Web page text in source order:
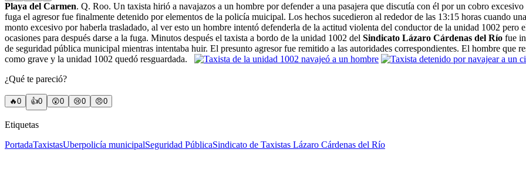
Playa del Carmen. Q. Roo. Un taxista hirió a navajazos a un hombre por defender a una pasajera que discutía con él por un cobro
fuga el agresor fue finalmente detenido por elementos de la policía muicipal. Los hechos sucedieron al rededor de las 13:15 horas cuando
monto excesivo por haberla trasladado, al ver esto un hombre intentó defenderla de la actitud violenta del conductor de la unidad 1002 pero
ocasiones para después darse a la fuga. Minutos después el taxista a bordo de la unidad 1002 del Sindicato Lázaro Cárdenas del Río fue
de seguridad pública municipal mientras intentaba huir. El presunto agresor fue remitido a las autoridades correspondientes. El hombre que
como grave y la unidad 1002 quedó resguardada.
¿Qué te pareció?
🔥0 👍0 😲0 😢0 😠0
Etiquetas
PortadaTaxistasUberpolicía municipalSeguridad PúblicaSindicato de Taxistas Lázaro Cárdenas del Río